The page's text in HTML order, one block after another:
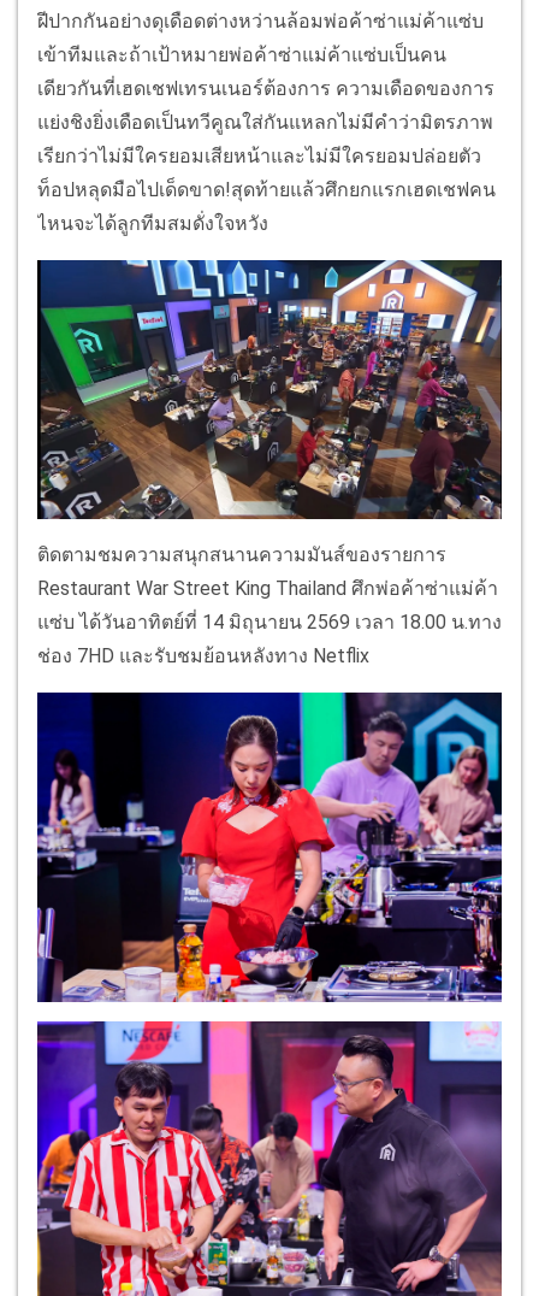
ฝีปากกันอย่างดุเดือดต่างหว่านล้อมพ่อค้าซ่าแม่ค้าแซ่บ
เข้าทีมและถ้าเป้าหมายพ่อค้าซ่าแม่ค้าแซ่บเป็นคน
เดียวกันที่เฮดเชฟเทรนเนอร์ต้องการ ความเดือดของการ
แย่งชิงยิ่งเดือดเป็นทวีคูณใส่กันแหลกไม่มีคำว่ามิตรภาพ
เรียกว่าไม่มีใครยอมเสียหน้าและไม่มีใครยอมปล่อยตัว
ท็อปหลุดมือไปเด็ดขาด!สุดท้ายแล้วศึกยกแรกเฮดเชฟคน
ไหนจะได้ลูกทีมสมดั่งใจหวัง
ติดตามชมความสนุกสนานความมันส์ของรายการ
Restaurant War Street King Thailand ศึกพ่อค้าซ่าแม่ค้า
แซ่บ ได้วันอาทิตย์ที่ 14 มิถุนายน 2569 เวลา 18.00 น.ทาง
ช่อง 7HD และรับชมย้อนหลังทาง Netflix